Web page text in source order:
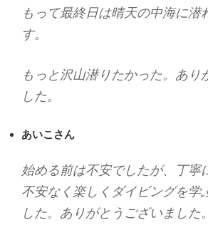
もって最終日は晴天の中海に潜
す。
もっと沢山潜りたかった。あり
した。
あいこさん
始める前は不安でしたが、丁寧
不安なく楽しくダイビングを学
した。ありがとうございました。